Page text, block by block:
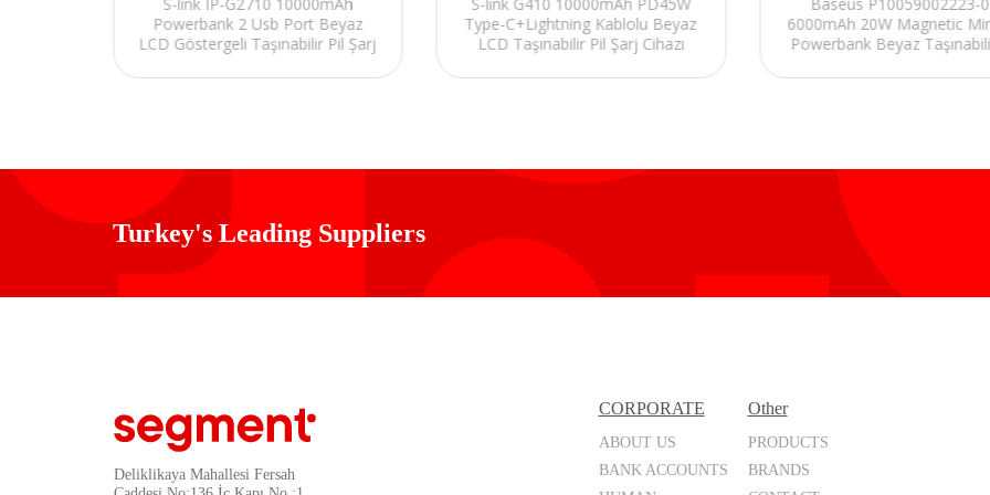
S-link IP-G2710 10000mAh
Powerbank 2 Usb Port Beyaz
LCD Göstergeli Taşınabilir Pil Şarj
S-link G410 10000mAh PD45W
Type-C+Lightning Kablolu Beyaz
LCD Taşınabilir Pil Şarj Cihazı
Baseus P10059002223-
6000mAh 20W Magnetic
Powerbank Beyaz
Turkey's Leading Suppliers
Deliklikaya Mahallesi Fersah
CORPORATE
ABOUT US
BANK ACCOUNTS
Other
PRODUCTS
BRANDS